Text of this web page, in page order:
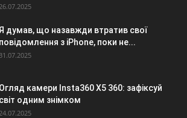
Я думав, що назавжди втратив свої
повідомлення з iPhone, поки не...
Огляд камери Insta360 X5 360: зафіксуй
світ одним знімком